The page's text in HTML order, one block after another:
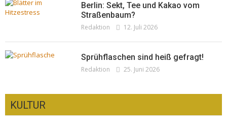
Berlin: Sekt, Tee und Kakao vom
Straßenbaum?
Redaktion 12. Juli 2026
Sprühflaschen sind heiß gefragt!
Redaktion 25. Juni 2026
KULTUR